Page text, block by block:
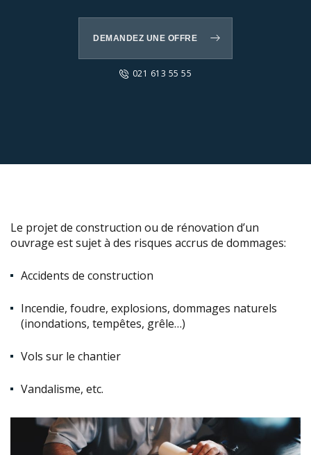
DEMANDEZ UNE OFFRE
021 613 55 55
Le projet de construction ou de rénovation d’un
ouvrage est sujet à des risques accrus de dommages:
Accidents de construction
Incendie, foudre, explosions, dommages naturels
(inondations, tempêtes, grêle…)
Vols sur le chantier
Vandalisme, etc.